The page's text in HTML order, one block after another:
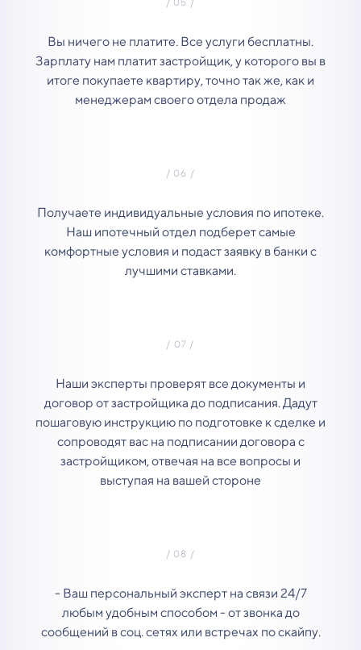
Вы ничего не платите. Все услуги бесплатны.
Зарплату нам платит застройщик, у которого вы в
итоге покупаете квартиру, точно так же, как и
менеджерам своего отдела продаж
Получаете индивидуальные условия по ипотеке.
Наш ипотечный отдел подберет самые
комфортные условия и подаст заявку в банки с
лучшими ставками.
Наши эксперты проверят все документы и
договор от застройщика до подписания. Дадут
пошаговую инструкцию по подготовке к сделке и
сопроводят вас на подписании договора с
застройщиком, отвечая на все вопросы и
выступая на вашей стороне
- Ваш персональный эксперт на связи 24/7
любым удобным способом - от звонка до
сообщений в соц. сетях или встречах по скайпу.